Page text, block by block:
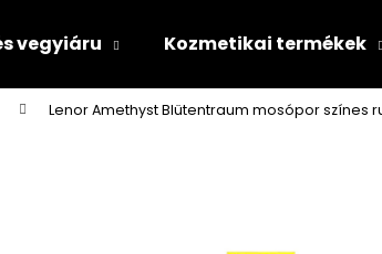
vegyiáru Kozmetikai termékek
Lenor Amethyst Blütentraum mosópor színes
Mit keres?